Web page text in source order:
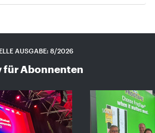
AUSGABE: 8/2026
für Abonnenten